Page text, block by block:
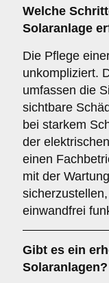
Welche
Solaranlage
Die Pflege
unkompliziert.
umfassen die
sichtbare
bei starkem
der
einen
mit der
einwandfrei
Gibt es ein
Solaranlagen?